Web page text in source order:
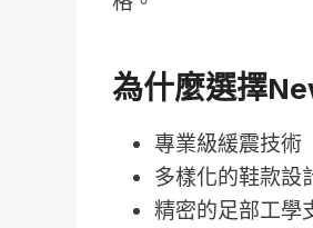
為什麼選擇
專業級緩震技術
多樣化的鞋款設
精密的足部工學